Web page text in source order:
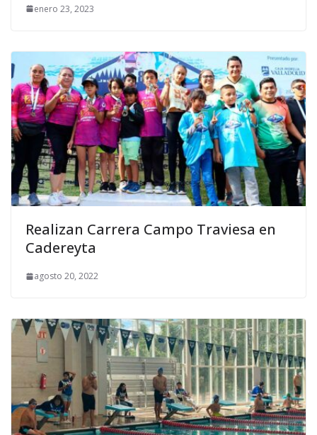
enero 23, 2023
Realizan Carrera Campo Traviesa en
Cadereyta
agosto 20, 2022